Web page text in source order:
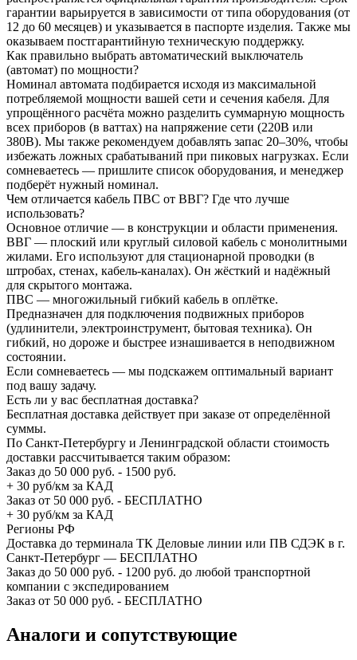
гарантии варьируется в зависимости от типа оборудования (от
12 до 60 месяцев) и указывается в паспорте изделия. Также мы
оказываем постгарантийную техническую поддержку.
Как правильно выбрать автоматический выключатель
(автомат) по мощности?
Номинал автомата подбирается исходя из максимальной
потребляемой мощности вашей сети и сечения кабеля. Для
упрощённого расчёта можно разделить суммарную мощность
всех приборов (в ваттах) на напряжение сети (220В или
380В). Мы также рекомендуем добавлять запас 20–30%, чтобы
избежать ложных срабатываний при пиковых нагрузках. Если
сомневаетесь — пришлите список оборудования, и менеджер
подберёт нужный номинал.
Чем отличается кабель ПВС от ВВГ? Где что лучше
использовать?
Основное отличие — в конструкции и области применения.
ВВГ — плоский или круглый силовой кабель с монолитными
жилами. Его используют для стационарной проводки (в
штробах, стенах, кабель-каналах). Он жёсткий и надёжный
для скрытого монтажа.
ПВС — многожильный гибкий кабель в оплётке.
Предназначен для подключения подвижных приборов
(удлинители, электроинструмент, бытовая техника). Он
гибкий, но дороже и быстрее изнашивается в неподвижном
состоянии.
Если сомневаетесь — мы подскажем оптимальный вариант
под вашу задачу.
Есть ли у вас бесплатная доставка?
Бесплатная доставка действует при заказе от определённой
суммы.
По Санкт-Петербургу и Ленинградской области стоимость
доставки рассчитывается таким образом:
Заказ до 50 000 руб. - 1500 руб.
+ 30 руб/км за КАД
Заказ от 50 000 руб. - БЕСПЛАТНО
+ 30 руб/км за КАД
Регионы РФ
Доставка до терминала ТК Деловые линии или ПВ СДЭК в г.
Санкт-Петербург — БЕСПЛАТНО
Заказ до 50 000 руб. - 1200 руб. до любой транспортной
компании с экспедированием
Заказ от 50 000 руб. - БЕСПЛАТНО
Аналоги и сопутствующие